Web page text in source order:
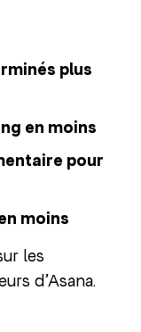
plus
en moins
pour
moins
les
d’Asana.